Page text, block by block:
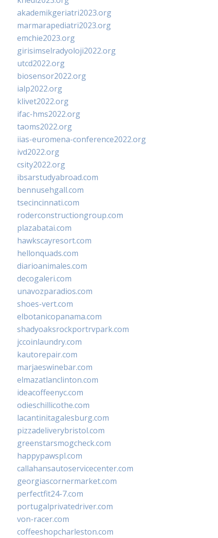
akademikgeriatri2023.org
marmarapediatri2023.org
emchie2023.org
girisimselradyoloji2022.org
utcd2022.org
biosensor2022.org
ialp2022.org
klivet2022.org
ifac-hms2022.org
taoms2022.org
iias-euromena-conference2022.org
ivd2022.org
csity2022.org
ibsarstudyabroad.com
bennusehgall.com
tsecincinnati.com
roderconstructiongroup.com
plazabatai.com
hawkscayresort.com
hellonquads.com
diarioanimales.com
decogaleri.com
unavozparadios.com
shoes-vert.com
elbotanicopanama.com
shadyoaksrockportrvpark.com
jccoinlaundry.com
kautorepair.com
marjaeswinebar.com
elmazatlanclinton.com
ideacoffeenyc.com
odieschillicothe.com
lacantinitagalesburg.com
pizzadeliverybristol.com
greenstarsmogcheck.com
happypawspl.com
callahansautoservicecenter.com
georgiascornermarket.com
perfectfit24-7.com
portugalprivatedriver.com
von-racer.com
coffeeshopcharleston.com